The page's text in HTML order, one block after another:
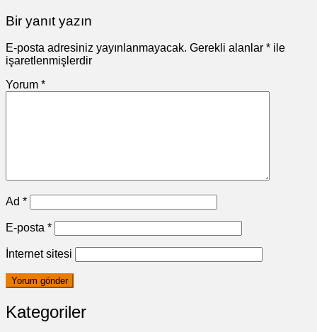
Bir yanıt yazın
E-posta adresiniz yayınlanmayacak. Gerekli alanlar * ile
işaretlenmişlerdir
Yorum *
Ad *
E-posta *
İnternet sitesi
Kategoriler